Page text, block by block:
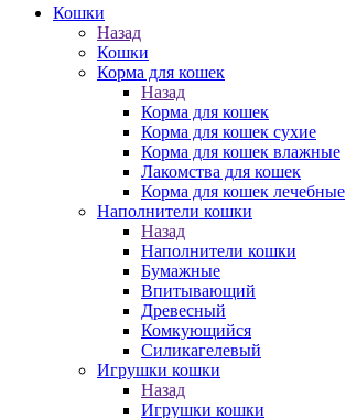
Кошки
Назад
Кошки
Корма для кошек
Назад
Корма для кошек
Корма для кошек сухие
Корма для кошек влажные
Лакомства для кошек
Корма для кошек лечебные
Наполнители кошки
Назад
Наполнители кошки
Бумажные
Впитывающий
Древесный
Комкующийся
Силикагелевый
Игрушки кошки
Назад
Игрушки кошки